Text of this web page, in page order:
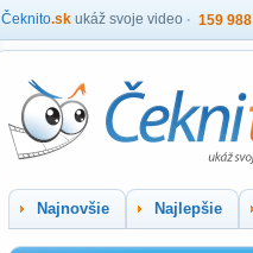
Čeknito.sk ukáž svoje video 159 988
Najnovšie Najlepšie